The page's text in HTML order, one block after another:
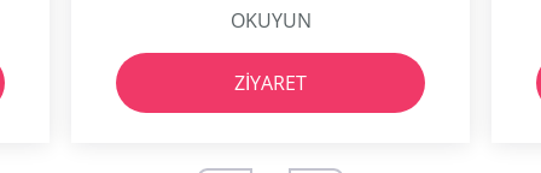
OKUYUN
ZIYARET